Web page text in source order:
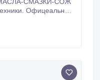
Офицеальный